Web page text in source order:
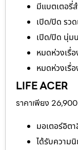
มีแบตเตอรี่
เปิด/ปิด รวด
เปิด/ปิด นุ่ม
หมดห่วงเรื่
หมดห่วงเรื่
LIFE ACER
ราคาเพียง
มอเตอร์อิต
ได้รับความ